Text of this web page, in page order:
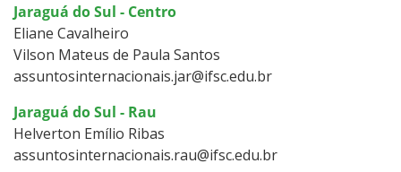
Jaraguá do Sul - Centro
Eliane Cavalheiro
Vilson Mateus de Paula Santos
assuntosinternacionais.jar@ifsc.edu.br
Jaraguá do Sul - Rau
Helverton Emílio Ribas
assuntosinternacionais.rau@ifsc.edu.br